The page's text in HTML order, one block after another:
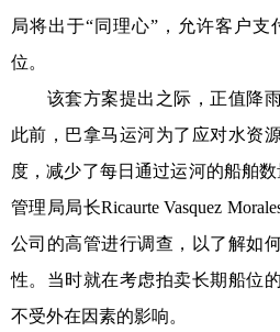
局将出于“同理心”，允许客户支
位。
该套方案提出之际，正值降雨
此前，巴拿马运河为了应对水资
度，减少了每日通过运河的船舶
管理局局长Ricaurte Vasquez
公司的高管进行调查，以了解如
性。当时就在考虑拍卖长期船位
不受外在因素的影响。